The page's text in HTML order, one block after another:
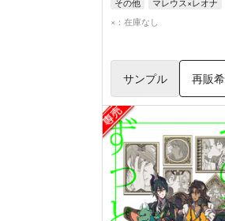
その他
マレウス×レオナ
×：在庫なし
サンプル 再販